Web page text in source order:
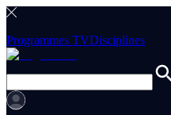
Programmes TVDisciplines